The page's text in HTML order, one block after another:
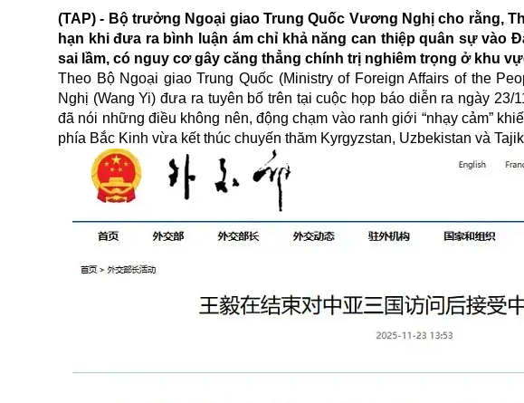
(TAP) - Bộ trưởng Ngoại giao Trung Quốc Vương Nghị cho rằng,
hạn khi đưa ra bình luận ám chỉ khả năng can thiệp quân sự vào
sai lầm, có nguy cơ gây căng thẳng chính trị nghiêm trọng ở khu
Theo Bộ Ngoại giao Trung Quốc (Ministry of Foreign Affairs of the
Nghị (Wang Yi) đưa ra tuyên bố trên tại cuộc họp báo diễn ra ngày
đã nói những điều không nên, động chạm vào ranh giới “nhạy cảm”
phía Bắc Kinh vừa kết thúc chuyến thăm Kyrgyzstan, Uzbekistan và